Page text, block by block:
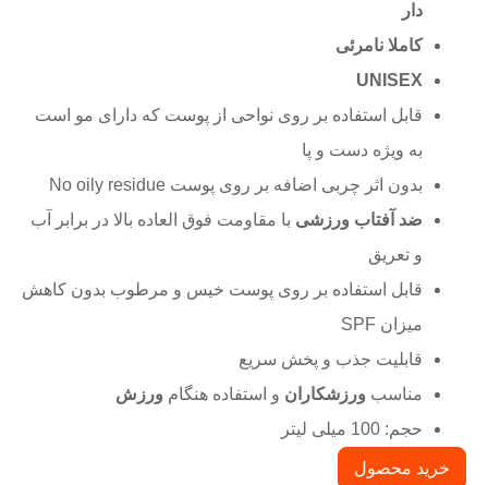
دار
کاملا نامرئی
UNISEX
قابل استفاده بر روی نواحی از پوست که دارای مو است
به ویژه دست و پا
بدون اثر چربی اضافه بر روی پوست No oily residue
ضد آفتاب ورزشی با مقاومت فوق العاده بالا در برابر آب
و تعریق
قابل استفاده بر روی پوست خیس و مرطوب بدون کاهش
میزان SPF
قابلیت جذب و پخش سریع
مناسب ورزشکاران و استفاده هنگام ورزش
حجم: 100 میلی لیتر
خرید محصول